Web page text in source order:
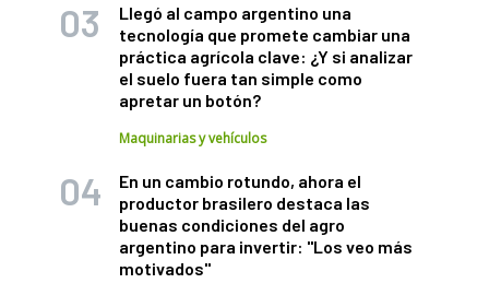
Llegó al campo argentino una
tecnología que promete cambiar una
práctica agrícola clave: ¿Y si analizar
el suelo fuera tan simple como
apretar un botón?
Maquinarias y vehículos
En un cambio rotundo, ahora el
productor brasilero destaca las
buenas condiciones del agro
argentino para invertir: "Los veo más
motivados"